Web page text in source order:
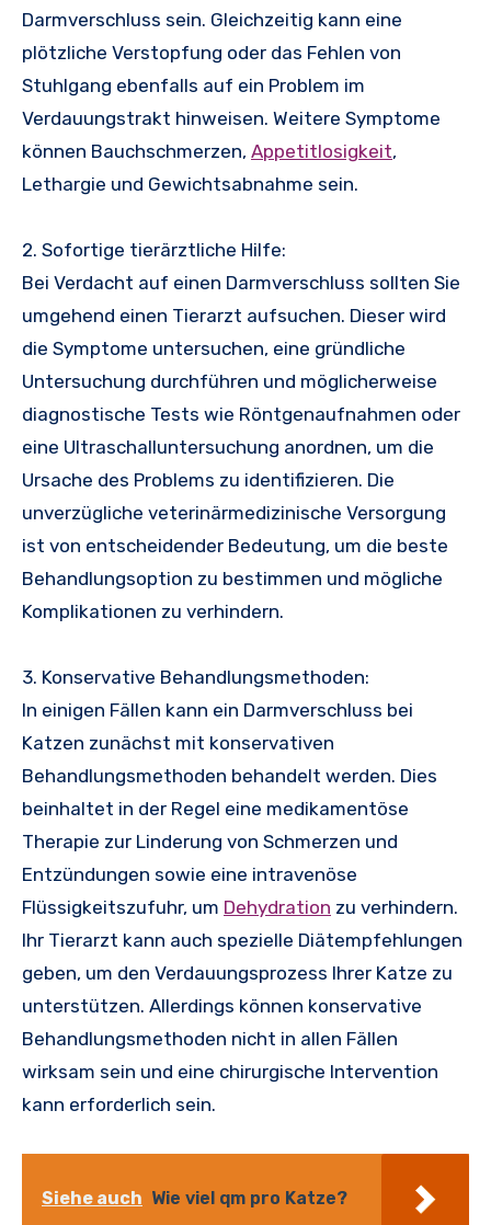
Darmverschluss sein. Gleichzeitig kann eine
plötzliche Verstopfung oder das Fehlen von
Stuhlgang ebenfalls auf ein Problem im
Verdauungstrakt hinweisen. Weitere Symptome
können Bauchschmerzen, Appetitlosigkeit,
Lethargie und Gewichtsabnahme sein.
2. Sofortige tierärztliche Hilfe:
Bei Verdacht auf einen Darmverschluss sollten Sie
umgehend einen Tierarzt aufsuchen. Dieser wird
die Symptome untersuchen, eine gründliche
Untersuchung durchführen und möglicherweise
diagnostische Tests wie Röntgenaufnahmen oder
eine Ultraschalluntersuchung anordnen, um die
Ursache des Problems zu identifizieren. Die
unverzügliche veterinärmedizinische Versorgung
ist von entscheidender Bedeutung, um die beste
Behandlungsoption zu bestimmen und mögliche
Komplikationen zu verhindern.
3. Konservative Behandlungsmethoden:
In einigen Fällen kann ein Darmverschluss bei
Katzen zunächst mit konservativen
Behandlungsmethoden behandelt werden. Dies
beinhaltet in der Regel eine medikamentöse
Therapie zur Linderung von Schmerzen und
Entzündungen sowie eine intravenöse
Flüssigkeitszufuhr, um Dehydration zu verhindern.
Ihr Tierarzt kann auch spezielle Diätempfehlungen
geben, um den Verdauungsprozess Ihrer Katze zu
unterstützen. Allerdings können konservative
Behandlungsmethoden nicht in allen Fällen
wirksam sein und eine chirurgische Intervention
kann erforderlich sein.
Siehe auch Wie viel qm pro Katze?